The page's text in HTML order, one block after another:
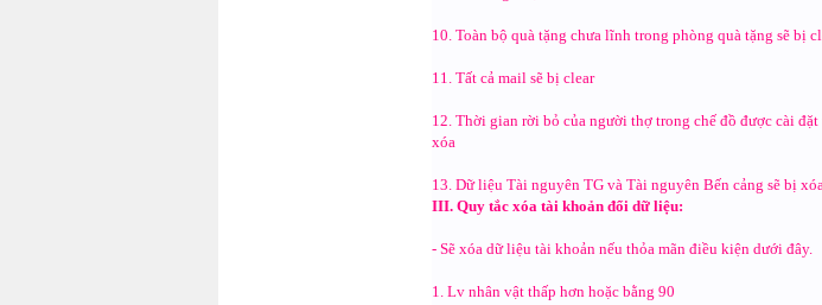
10. Toàn bộ quà tặng chưa lĩnh trong phòng quà tặng sẽ bị
11. Tất cả mail sẽ bị clear
12. Thời gian rời bỏ của người thợ trong chế đồ được cài
xóa
13. Dữ liệu Tài nguyên TG và Tài nguyên Bến cảng sẽ bị
III. Quy tắc xóa tài khoản đổi dữ liệu:
- Sẽ xóa dữ liệu tài khoản nếu thỏa mãn điều kiện dưới đây.
1. Lv nhân vật thấp hơn hoặc bằng 90